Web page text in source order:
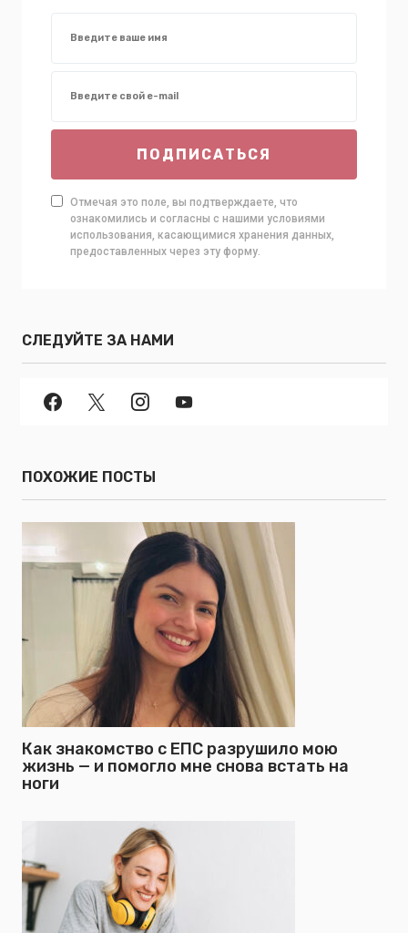
ПОДПИСАТЬСЯ
Отмечая это поле, вы подтверждаете, что
ознакомились и согласны с нашими условиями
использования, касающимися хранения данных,
предоставленных через эту форму.
СЛЕДУЙТЕ ЗА НАМИ
ПОХОЖИЕ ПОСТЫ
Как знакомство с ЕПС разрушило мою
жизнь — и помогло мне снова встать на
ноги